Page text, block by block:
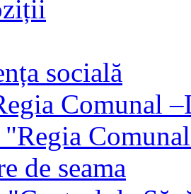
socială
Comunal
de seama